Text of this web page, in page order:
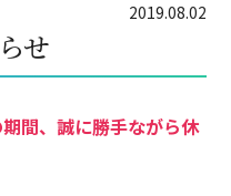
2019.08.02
せ
間、誠に勝手ながら休